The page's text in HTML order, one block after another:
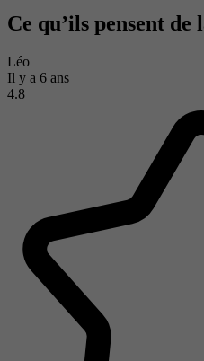
Ce qu’ils pensent
Léo
Il y a 6 ans
4.8